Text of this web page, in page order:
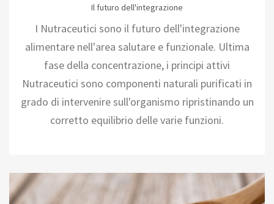
Il futuro dell'integrazione
I Nutraceutici sono il futuro dell'integrazione
alimentare nell'area salutare e funzionale. Ultima
fase della concentrazione, i principi attivi
Nutraceutici sono componenti naturali purificati in
grado di intervenire sull'organismo ripristinando un
corretto equilibrio delle varie funzioni.